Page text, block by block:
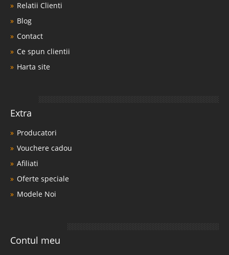
Relatii Clienti
Blog
Contact
Ce spun clientii
Harta site
Extra
Producatori
Vouchere cadou
Afiliati
Oferte speciale
Modele Noi
Contul meu